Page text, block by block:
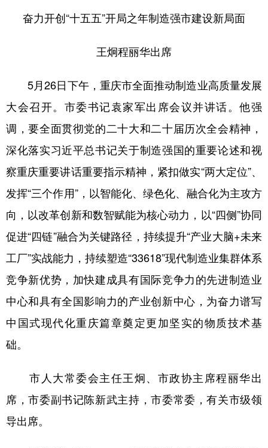
奋力开创“十五五”开局之年制造强市建设新局面
王炯程丽华出席
5月26日下午，重庆市全面推动制造业高质量发展
大会召开。市委书记袁家军出席会议并讲话。他强
调，要全面贯彻党的二十大和二十届历次全会精神，
深化落实习近平总书记关于制造强国的重要论述和视
察重庆重要讲话重要指示精神，紧扣做实“两大定位”、
发挥“三个作用”，以智能化、绿色化、融合化为主攻方
向，以改革创新和数智赋能为核心动力，以“四侧”协同
促进“四链”融合为关键路径，持续提升“产业大脑+未来
工厂”实战能力，持续塑造“33618”现代制造业集群体系
竞争新优势，加快建成具有国际竞争力的先进制造业
中心和具有全国影响力的产业创新中心，为奋力谱写
中国式现代化重庆篇章奠定更加坚实的物质技术基
础。
市人大常委会主任王炯、市政协主席程丽华出
席，市委副书记陈新武主持，市委常委，有关市级领
导出席。